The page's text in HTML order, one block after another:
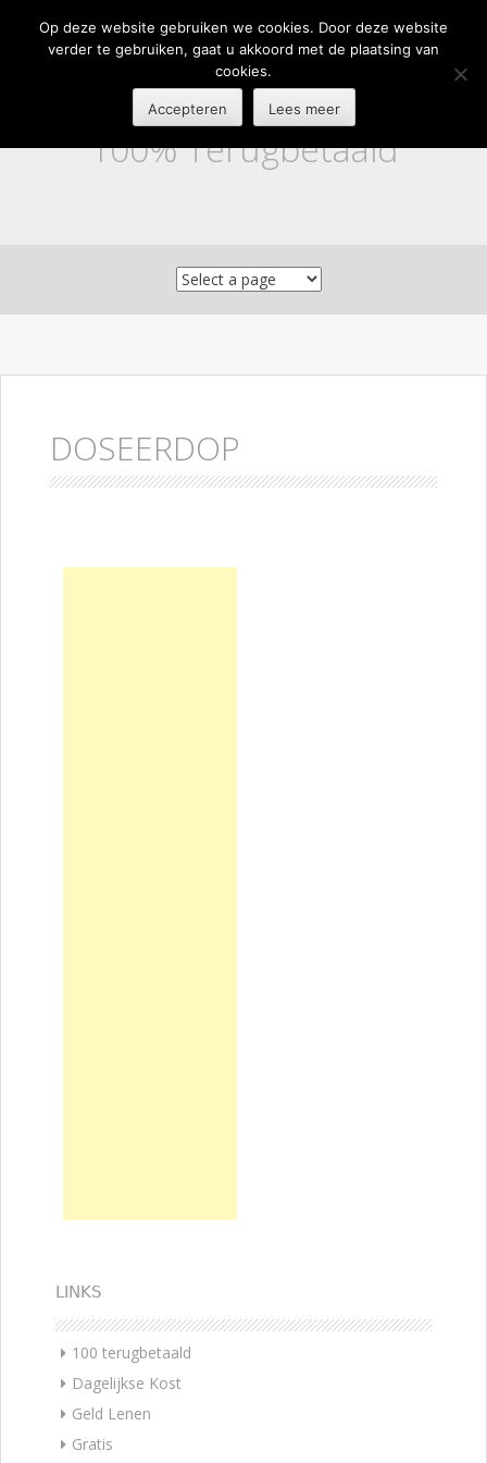
100% Terugbetaald
DOSEERDOP
LINKS
100 terugbetaald
Dagelijkse Kost
Geld Lenen
Gratis
Op deze website gebruiken we cookies. Door deze website
verder te gebruiken, gaat u akkoord met de plaatsing van
cookies.
Accepteren Lees meer